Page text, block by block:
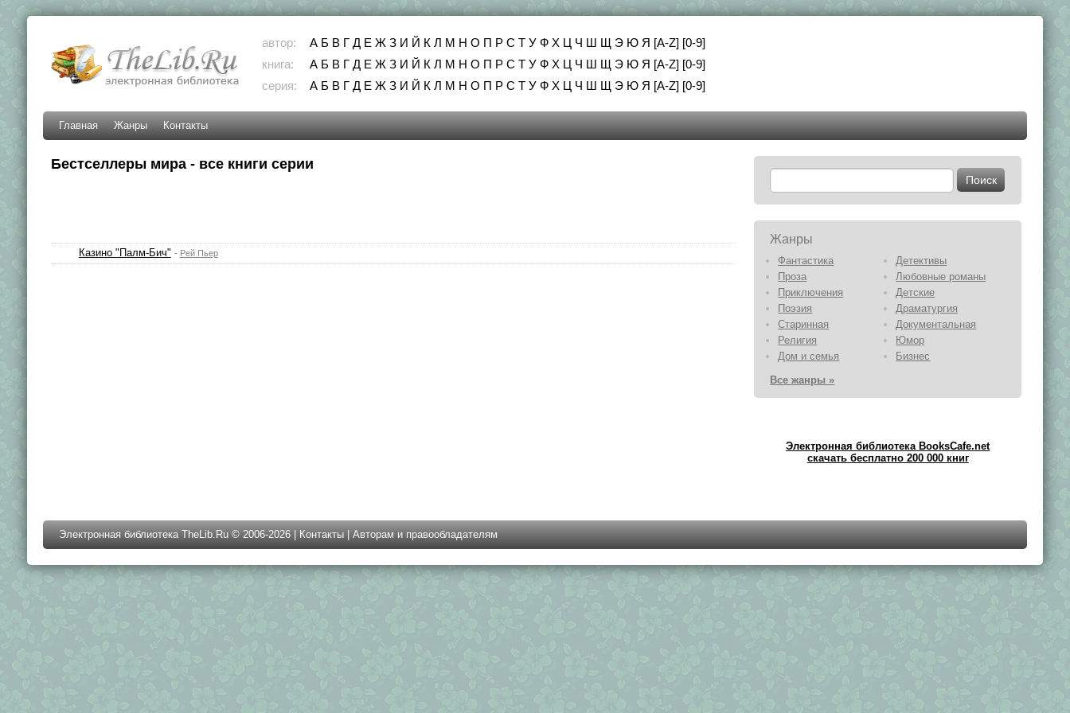
автор: А Б В Г Д Е Ж З И Й К Л М Н О П Р С Т У Ф Х Ц Ч Ш Щ Э Ю Я [A-Z] [0-9]
книга:
А Б В Г Д Е Ж З И Й К Л М Н О П Р С Т У Ф Х Ц Ч Ш Щ Э Ю Я [A-Z] [0-9]
серия:
А Б В Г Д Е Ж З И Й К Л М Н О П Р С Т У Ф Х Ц Ч Ш Щ Э Ю Я [A-Z] [0-9]
Главная Жанры Контакты
Бестселлеры мира - все книги серии
Казино "Палм-Бич" - Рей Пьер
Жанры
Фантастика
Детективы
Проза
Любовные романы
Приключения
Детские
Поэзия
Драматургия
Старинная
Документальная
Религия
Юмор
Дом и семья
Бизнес
Все жанры »
Электронная библиотека BooksCafe.net
скачать бесплатно 200 000 книг
Электронная библиотека TheLib.Ru © 2006-2026 | Контакты| Авторам и правообладателям